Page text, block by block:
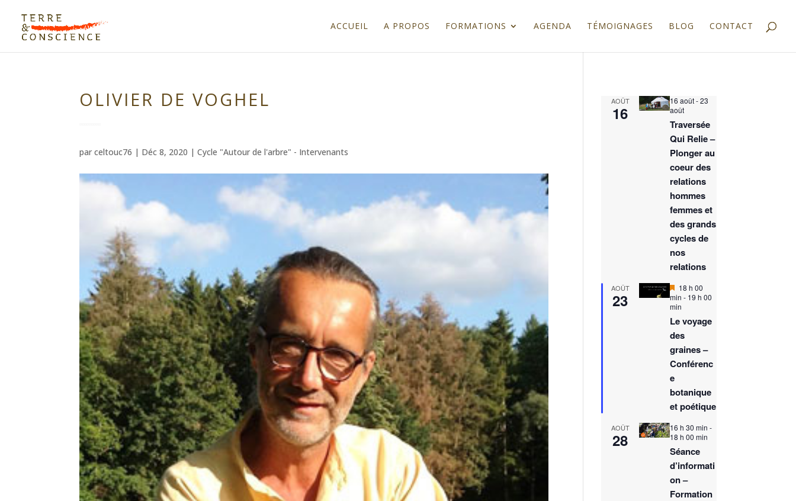
ACCUEIL A PROPOS FORMATIONS AGENDA TÉMOIGNAGES BLOG CONTACT
OLIVIER DE VOGHEL
parceltouc76 | Déc 8, 2020 |Cycle "Autour de l'arbre" - Intervenants
AOÛT
16
16 août-23
août
Traversée
Qui Relie –
Plonger au
coeur des
relations
hommes
femmes et
des grands
cycles de
nos
relations
AOÛT
23
M
i
s
n
a
a
n
18 h 00
min - 19 h 00
min
Le voyage
des
graines –
Conférenc
e
botanique
et poétique
AOÛT
28
16 h 30 min -
18 h 00 min
Séance
d’informati
on –
Formation